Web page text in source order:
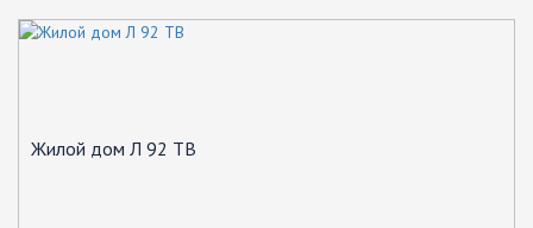
Жилой дом Л 92 ТВ